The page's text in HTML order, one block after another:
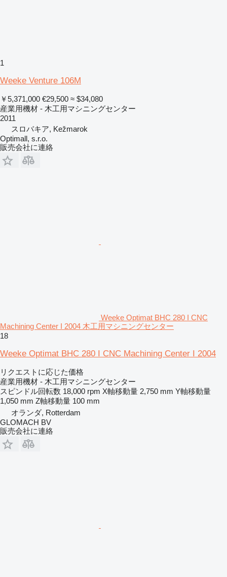
1
Weeke Venture 106M
￥5,371,000 €29,500 ≈ $34,080
産業用機材 - 木工用マシニングセンター
2011
スロバキア, Kežmarok
Optimall, s.r.o.
販売会社に連絡
Weeke Optimat BHC 280 I CNC
Machining Center I 2004 木工用マシニングセンター
18
Weeke Optimat BHC 280 I CNC Machining Center I 2004
リクエストに応じた価格
産業用機材 - 木工用マシニングセンター
スピンドル回転数 18,000 rpm X軸移動量 2,750 mm Y軸移動量
1,050 mm Z軸移動量 100 mm
オランダ, Rotterdam
GLOMACH BV
販売会社に連絡